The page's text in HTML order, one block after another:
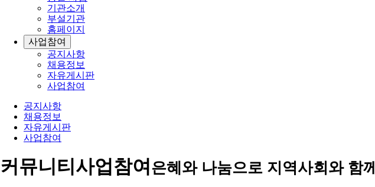
기관소개
부설기관
홈페이지
사업참여
공지사항
채용정보
자유게시판
사업참여
공지사항
채용정보
자유게시판
사업참여
커뮤니티사업참여은혜와 나눔으로 지역사회와 함